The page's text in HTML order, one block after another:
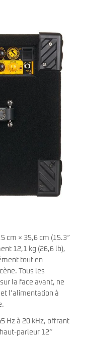
cm × 35,6 cm (15.3″
12,1 kg (26,6 lb),
tout en
Tous les
la face avant, ne
l’alimentation à
Hz à 20 kHz, offrant
parleur 12″